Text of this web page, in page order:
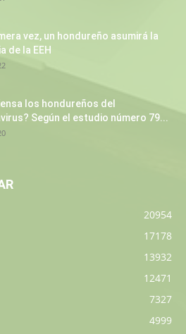
vez, un hondureño asumirá la
de la EEH
los hondureños del
Según el estudio número 79...
20954
17178
13932
12471
7327
4999